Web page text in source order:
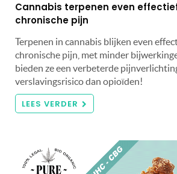
Cannabis terpenen even
chronische pijn
Terpenen in cannabis blijken even
chronische pijn, met minder
bieden ze een verbeterde
verslavingsrisico dan opioïden!
LEES VERDER